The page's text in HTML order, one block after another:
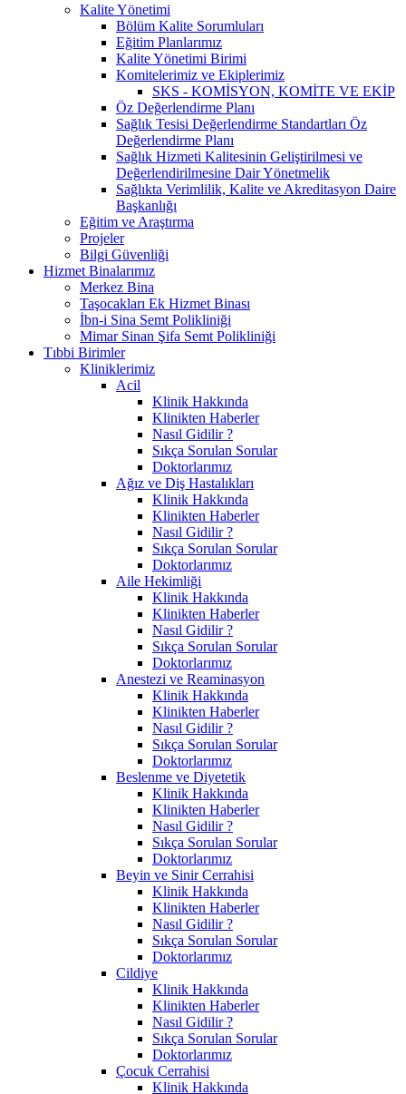
Kalite Yönetimi
Bölüm Kalite Sorumluları
Eğitim Planlarımız
Kalite Yönetimi Birimi
Komitelerimiz ve Ekiplerimiz
SKS - KOMİSYON, KOMİTE VE EKİP
Öz Değerlendirme Planı
Sağlık Tesisi Değerlendirme Standartları Öz
Değerlendirme Planı
Sağlık Hizmeti Kalitesinin Geliştirilmesi ve
Değerlendirilmesine Dair Yönetmelik
Sağlıkta Verimlilik, Kalite ve Akreditasyon Daire
Başkanlığı
Eğitim ve Araştırma
Projeler
Bilgi Güvenliği
Hizmet Binalarımız
Merkez Bina
Taşocakları Ek Hizmet Binası
İbn-i Sina Semt Polikliniği
Mimar Sinan Şifa Semt Polikliniği
Tıbbi Birimler
Kliniklerimiz
Acil
Klinik Hakkında
Klinikten Haberler
Nasıl Gidilir ?
Sıkça Sorulan Sorular
Doktorlarımız
Ağız ve Diş Hastalıkları
Klinik Hakkında
Klinikten Haberler
Nasıl Gidilir ?
Sıkça Sorulan Sorular
Doktorlarımız
Aile Hekimliği
Klinik Hakkında
Klinikten Haberler
Nasıl Gidilir ?
Sıkça Sorulan Sorular
Doktorlarımız
Anestezi ve Reaminasyon
Klinik Hakkında
Klinikten Haberler
Nasıl Gidilir ?
Sıkça Sorulan Sorular
Doktorlarımız
Beslenme ve Diyetetik
Klinik Hakkında
Klinikten Haberler
Nasıl Gidilir ?
Sıkça Sorulan Sorular
Doktorlarımız
Beyin ve Sinir Cerrahisi
Klinik Hakkında
Klinikten Haberler
Nasıl Gidilir ?
Sıkça Sorulan Sorular
Doktorlarımız
Cildiye
Klinik Hakkında
Klinikten Haberler
Nasıl Gidilir ?
Sıkça Sorulan Sorular
Doktorlarımız
Çocuk Cerrahisi
Klinik Hakkında